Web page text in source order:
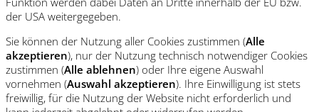
der USA weitergegeben.
Sie können der Nutzung aller Cookies zustimmen (Alle
akzeptieren), nur der Nutzung technisch notwendiger Cookies
zustimmen (Alle ablehnen) oder Ihre eigene Auswahl
vornehmen (Auswahl akzeptieren). Ihre Einwilligung ist stets
freiwillig, für die Nutzung der Website nicht erforderlich und